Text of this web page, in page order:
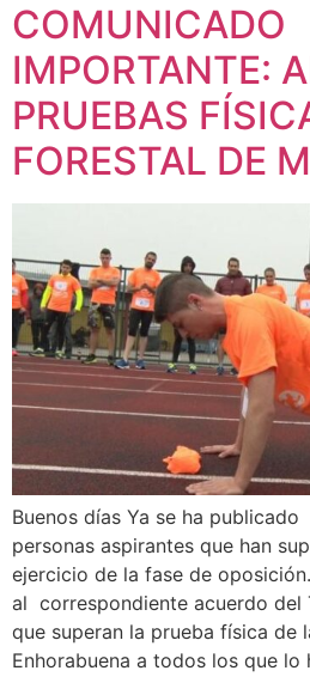
COMUNICADO
IMPORTANTE:
PRUEBAS
FORESTAL DE
Buenos días Ya se ha
personas aspirantes que han
ejercicio de la fase de
al correspondiente acuerdo del
que superan la prueba física de
Enhorabuena a todos los que lo